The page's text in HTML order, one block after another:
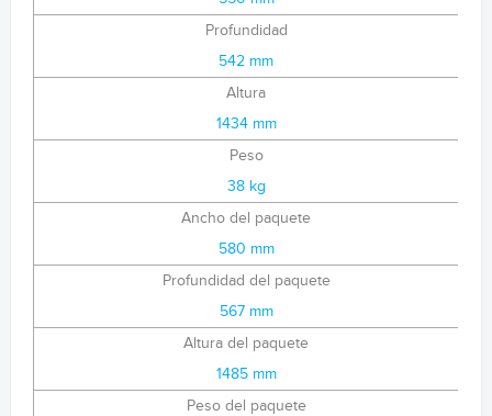
Profundidad
542 mm
Altura
1434 mm
Peso
38 kg
Ancho del paquete
580 mm
Profundidad del paquete
567 mm
Altura del paquete
1485 mm
Peso del paquete